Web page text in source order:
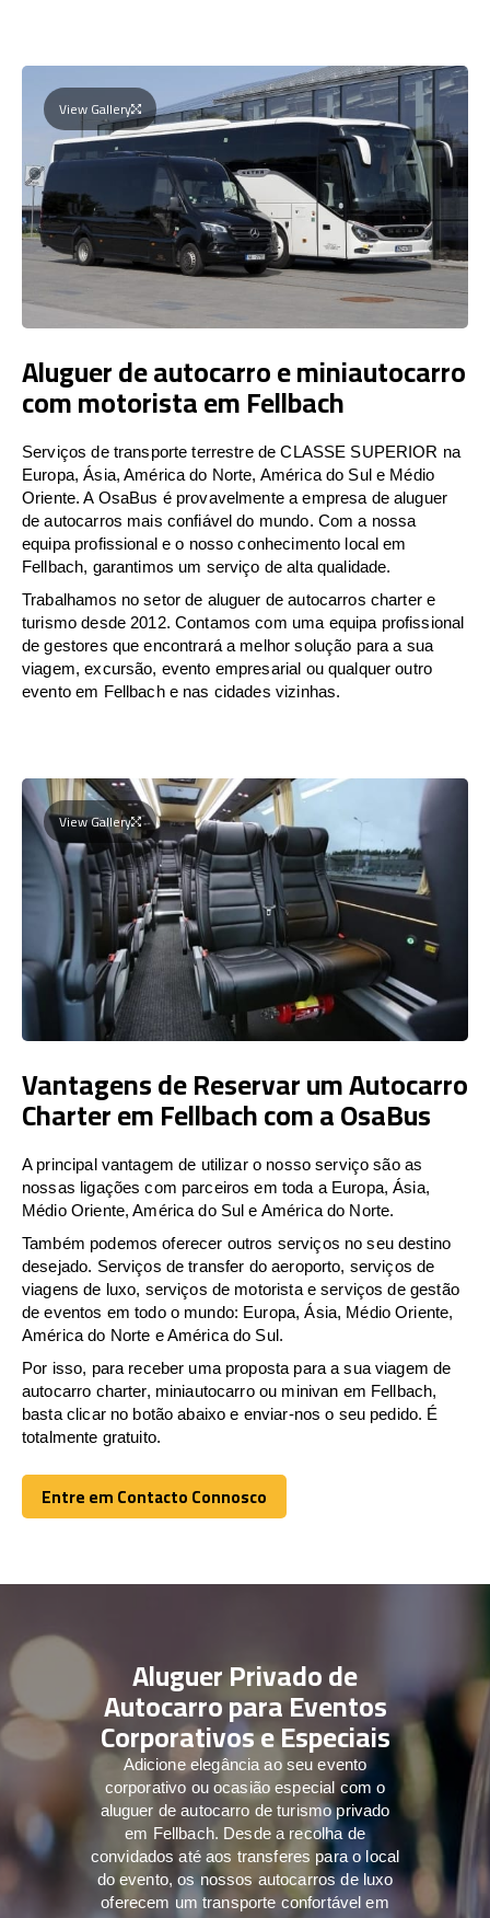
View Gallery
Aluguer de autocarro e miniautocarro
com motorista em Fellbach
Serviços de transporte terrestre de CLASSE SUPERIOR na
Europa, Ásia, América do Norte, América do Sul e Médio
Oriente. A OsaBus é provavelmente a empresa de aluguer
de autocarros mais confiável do mundo. Com a nossa
equipa profissional e o nosso conhecimento local em
Fellbach, garantimos um serviço de alta qualidade.
Trabalhamos no setor de aluguer de autocarros charter e
turismo desde 2012. Contamos com uma equipa profissional
de gestores que encontrará a melhor solução para a sua
viagem, excursão, evento empresarial ou qualquer outro
evento em Fellbach e nas cidades vizinhas.
View Gallery
Vantagens de Reservar um Autocarro
Charter em Fellbach com a OsaBus
A principal vantagem de utilizar o nosso serviço são as
nossas ligações com parceiros em toda a Europa, Ásia,
Médio Oriente, América do Sul e América do Norte.
Também podemos oferecer outros serviços no seu destino
desejado. Serviços de transfer do aeroporto, serviços de
viagens de luxo, serviços de motorista e serviços de gestão
de eventos em todo o mundo: Europa, Ásia, Médio Oriente,
América do Norte e América do Sul.
Por isso, para receber uma proposta para a sua viagem de
autocarro charter, miniautocarro ou minivan em Fellbach,
basta clicar no botão abaixo e enviar-nos o seu pedido. É
totalmente gratuito.
Entre em Contacto Connosco
Entre em Contacto Connosco
Aluguer Privado de
Autocarro para Eventos
Corporativos e Especiais
Adicione elegância ao seu evento
corporativo ou ocasião especial com o
aluguer de autocarro de turismo privado
em Fellbach. Desde a recolha de
convidados até aos transferes para o local
do evento, os nossos autocarros de luxo
oferecem um transporte confortável em